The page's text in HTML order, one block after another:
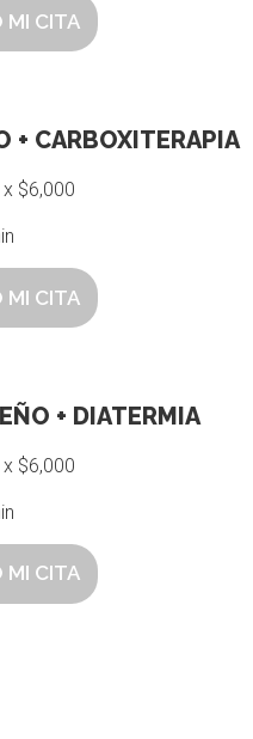
MI CITA
+ CARBOXITERAPIA
$6,000
MI CITA
+ DIATERMIA
$6,000
MI CITA